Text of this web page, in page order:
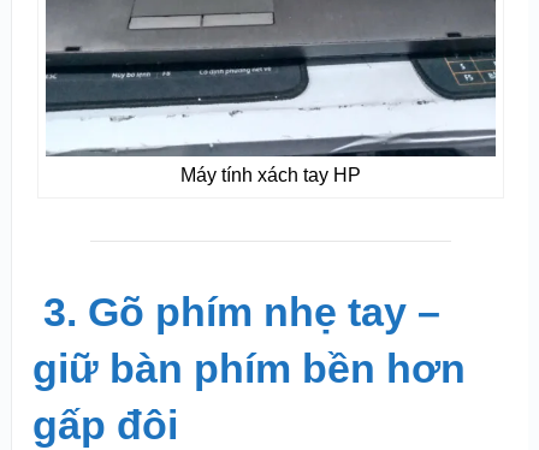
Máy tính xách tay HP
3. Gõ phím nhẹ tay –
giữ bàn phím bền hơn
gấp đôi